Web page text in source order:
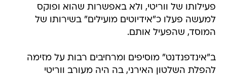
פעילותו של ווריטי, ולא באפשרות שהוא ופוקס
למעשה פעלו כ"אידיוטים מועילים" בשירותו של
המוסד, שהפעיל אותם.
ב"אינדפנדנט" מוסיפים ומרחיבים רבות על מזימה
להפלת השלטון האירני, בה היה מעורב ווריטי